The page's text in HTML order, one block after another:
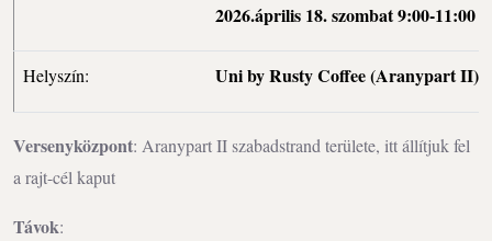
2026.április 18. szombat 9:00-11:00
Helyszín: Uni by Rusty Coffee (Aranypart II)
Versenyközpont: Aranypart II szabadstrand területe, itt állítjuk fel
a rajt-cél kaput
Távok: